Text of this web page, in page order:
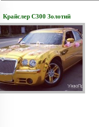
Крайслер С300 Золотий